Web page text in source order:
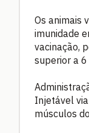
Os animais
imunidade
vacinação,
superior a 6
Injetável
músculos